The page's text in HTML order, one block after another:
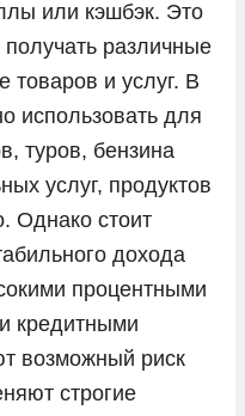
или кэшбэк. Это
различные
товаров и услуг. В
использовать для
туров, бензина
услуг, продуктов
Однако стоит
дохода
процентными
кредитными
возможный риск
строгие